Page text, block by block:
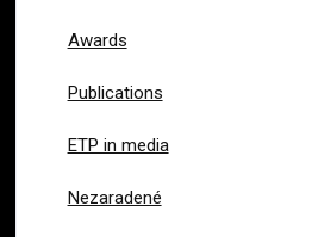
Awards
Publications
ETP in media
Nezaradené